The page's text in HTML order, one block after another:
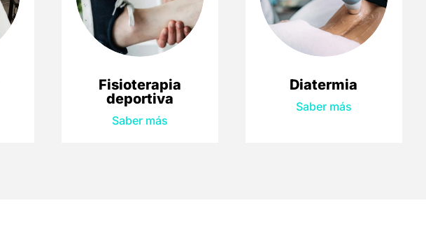
Fisioterapia
deportiva
Saber más
Diatermia
Saber más